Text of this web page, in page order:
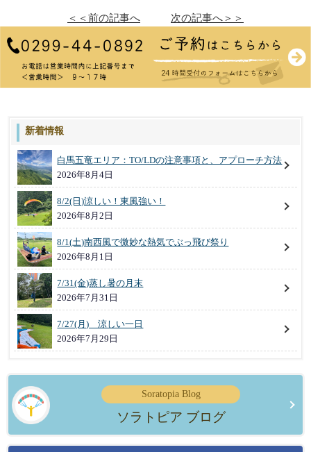
＜＜前の記事へ 次の記事へ＞＞
新着情報
白馬五竜エリア：TO/LDの注意事項と、アプローチ方法
2026年8月4日
8/2(日)涼しい！東風強い！
2026年8月2日
8/1(土)南西風で微妙な熱気でぶっ飛び祭り
2026年8月1日
7/31(金)蒸し暑の月末
2026年7月31日
7/27(月) 涼しい一日
2026年7月29日
Soratopia Blog
ソラトピア ブログ